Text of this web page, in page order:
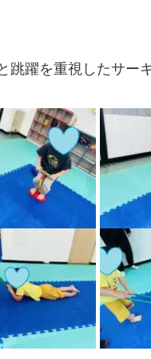
跳躍を重視したサー